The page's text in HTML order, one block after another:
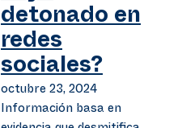
detonado en
redes
sociales?
octubre 23, 2024
Información basa en